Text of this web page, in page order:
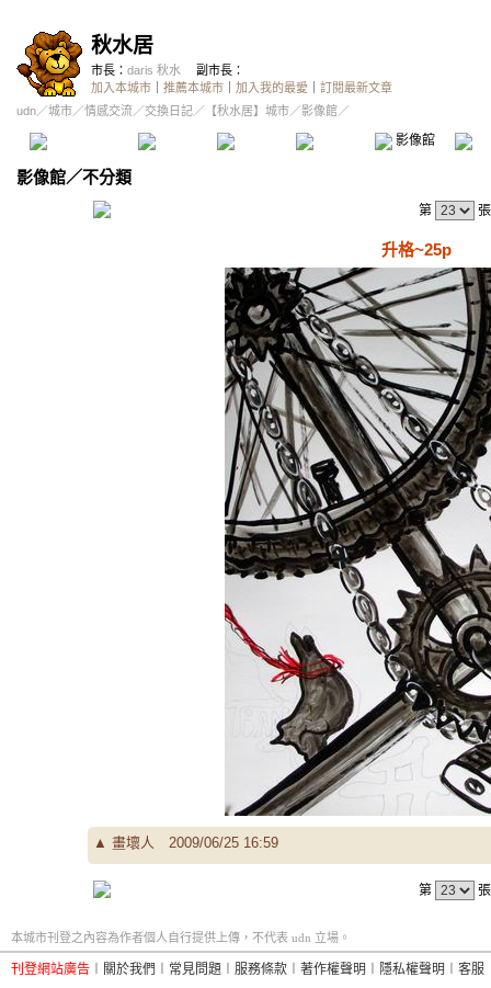
秋水居
市長： daris 秋水
副市長：
加入本城市
推薦本城市 加入我的最愛
訂閱最新文章
udn／城市／情感交流／交換日記／ 【秋水居】城市／影像館／
精華區 投票區 影像館
影像館／不分類
第
升格~25p
▲ 畫壞人 2009/06/25 16:59
第
本城市刊登之內容為作者個人自行提供上傳，不代表 udn 立場。
刊登網站廣告 關於我們 常見問題 服務條款 著作權聲明 隱私權聲明 客服